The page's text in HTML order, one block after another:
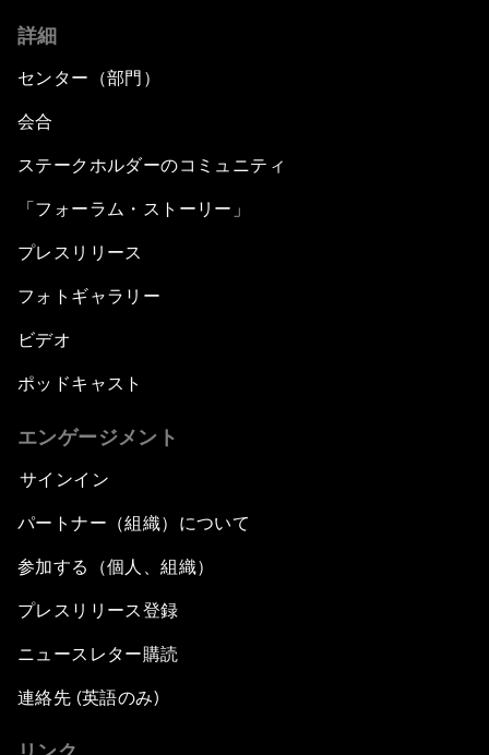
詳細
センター（部門）
会合
ステークホルダーのコミュニティ
「フォーラム・ストーリー」
プレスリリース
フォトギャラリー
ビデオ
ポッドキャスト
エンゲージメント
サインイン
パートナー（組織）について
参加する（個人、組織）
プレスリリース登録
ニュースレター購読
連絡先 (英語のみ)